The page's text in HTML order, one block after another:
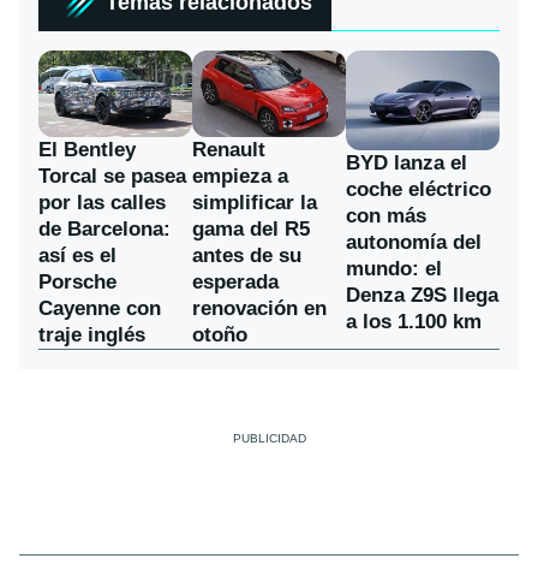
El Bentley
Torcal se pasea
por las calles
de Barcelona:
así es el
Porsche
Cayenne con
traje inglés
Renault
empieza a
simplificar la
gama del R5
antes de su
esperada
renovación en
otoño
BYD lanza el
coche eléctrico
con más
autonomía del
mundo: el
Denza Z9S llega
a los 1.100 km